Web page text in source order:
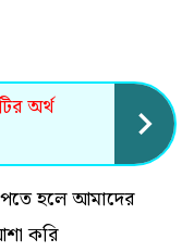
অর্থ
হলে আমাদের
করি